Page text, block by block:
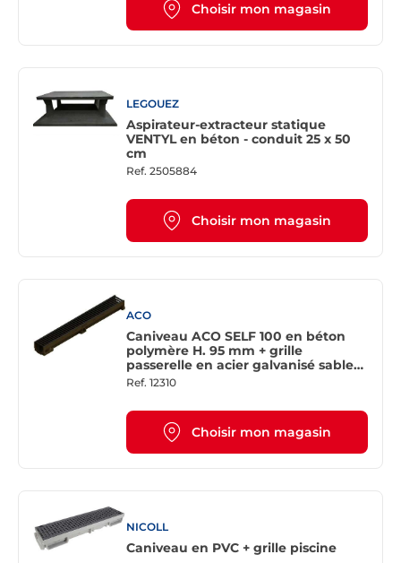
Choisir mon magasin
LEGOUEZ
Aspirateur-extracteur statique
VENTYL en béton - conduit 25 x 50
cm
Ref. 2505884
Choisir mon magasin
ACO
Caniveau ACO SELF 100 en béton
polymère H. 95 mm + grille
passerelle en acier galvanisé sable
classe A15
Ref. 12310
Choisir mon magasin
NICOLL
Caniveau en PVC + grille piscine